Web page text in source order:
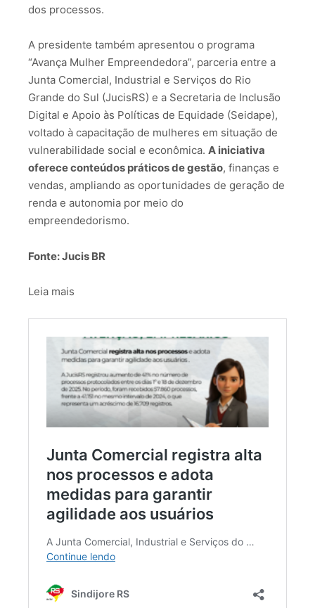
dos processos.
A presidente também apresentou o programa
“Avança Mulher Empreendedora”, parceria entre a
Junta Comercial, Industrial e Serviços do Rio
Grande do Sul (JucisRS) e a Secretaria de Inclusão
Digital e Apoio às Políticas de Equidade (Seidape),
voltado à capacitação de mulheres em situação de
vulnerabilidade social e econômica. A iniciativa
oferece conteúdos práticos de gestão, finanças e
vendas, ampliando as oportunidades de geração de
renda e autonomia por meio do
empreendedorismo.
Fonte: Jucis BR
Leia mais